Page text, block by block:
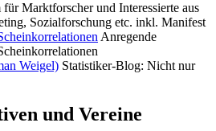
Marktforscher und Interessierte aus
Sozialforschung etc. inkl. Manifest
Anregende
Weigel) Statistiker-Blog: Nicht nur
und Vereine